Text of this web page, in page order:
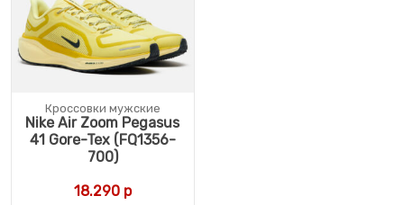
Кроссовки мужские
Nike Air Zoom Pegasus
41 Gore-Tex (FQ1356-
700)
18.290р